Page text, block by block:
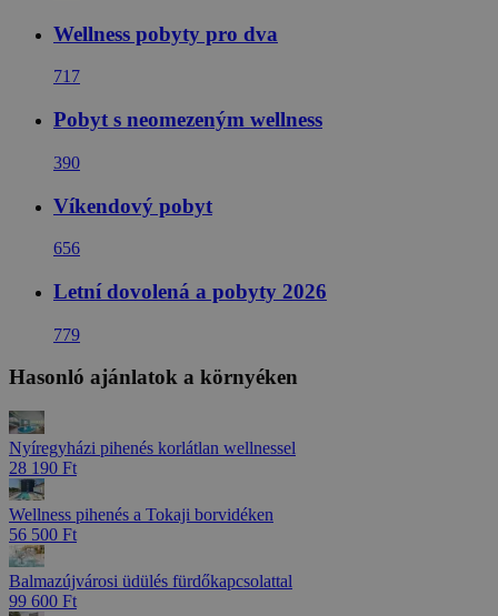
Wellness pobyty pro dva
717
Pobyt s neomezeným wellness
390
Víkendový pobyt
656
Letní dovolená a pobyty 2026
779
Hasonló ajánlatok a környéken
Nyíregyházi pihenés korlátlan wellnessel
28 190 Ft
Wellness pihenés a Tokaji borvidéken
56 500 Ft
Balmazújvárosi üdülés fürdőkapcsolattal
99 600 Ft